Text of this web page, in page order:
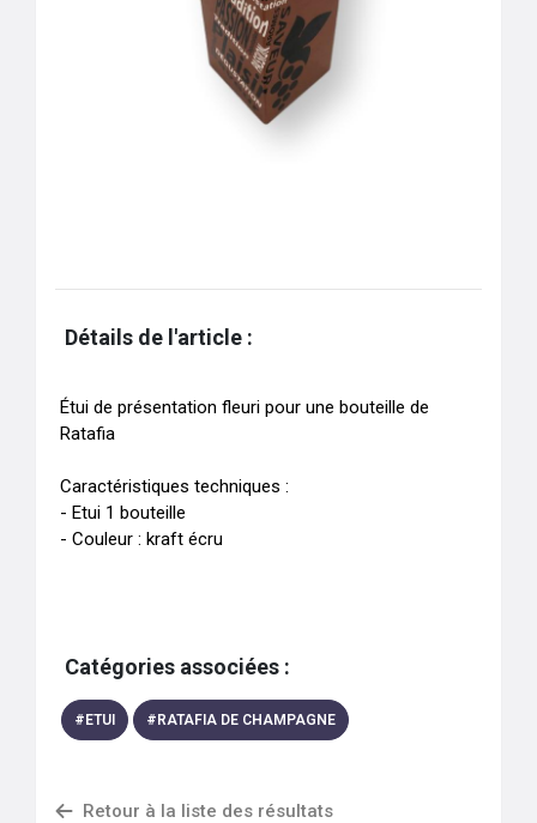
Détails de l'article :
Étui de présentation fleuri pour une bouteille de
Ratafia
Caractéristiques techniques :
- Etui 1 bouteille
Catégories associées :
# ETUI # RATAFIA DE CHAMPAGNE
Retour à la liste des résultats